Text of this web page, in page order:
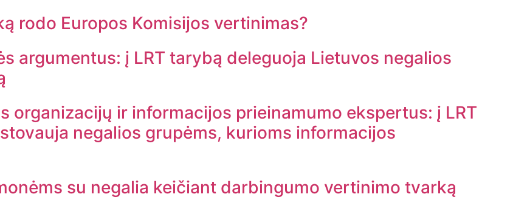
rodo Europos Komisijos vertinimas?
argumentus: į LRT tarybą deleguoja Lietuvos negalios
organizacijų ir informacijos prieinamumo ekspertus: į LRT
negalios grupėms, kurioms informacijos
su negalia keičiant darbingumo vertinimo tvarką